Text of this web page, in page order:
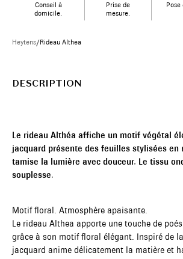
Conseil à
domicile.
Prise de
mesure.
Heytens/Rideau Althea
DESCRIPTION
Le rideau Althéa affiche un motif végétal
jacquard présente des feuilles stylisées en
tamise la lumière avec douceur. Le tissu
souplesse.
Motif floral. Atmosphère apaisante.
Le rideau Althea apporte une touche de
grâce à son motif floral élégant. Inspiré de
jacquard anime délicatement la matière et